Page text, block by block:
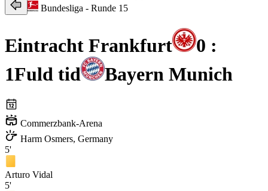
Bundesliga - Runde 15
Eintracht Frankfurt
0 :
1Fuld tid Bayern Munich
Commerzbank-Arena
Harm Osmers, Germany
5'
Arturo Vidal
5'